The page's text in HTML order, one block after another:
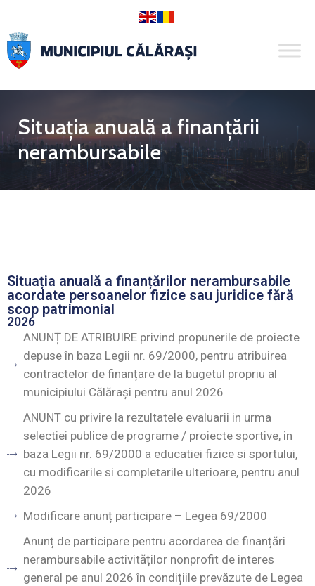
Situația anuală a finanțării
nerambursabile
Situația anuală a finanțărilor nerambursabile
acordate persoanelor fizice sau juridice fără
scop patrimonial
2026
ANUNȚ DE ATRIBUIRE privind propunerile de proiecte
depuse în baza Legii nr. 69/2000, pentru atribuirea
contractelor de finanțare de la bugetul propriu al
municipiului Călărași pentru anul 2026
ANUNT cu privire la rezultatele evaluarii in urma
selectiei publice de programe / proiecte sportive, in
baza Legii nr. 69/2000 a educatiei fizice si sportului,
cu modificarile si completarile ulterioare, pentru anul
2026
Modificare anunț participare – Legea 69/2000
Anunț de participare pentru acordarea de finanțări
nerambursabile activităților nonprofit de interes
general pe anul 2026 în condițiile prevăzute de Legea